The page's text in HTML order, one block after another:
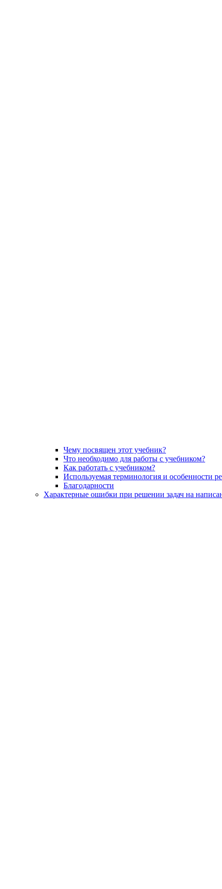
Чему посвящен этот учебник?
Что необходимо для работы с учебником?
Как работать с учебником?
Используемая терминология и особенности
Благодарности
Характерные ошибки при решении задач на